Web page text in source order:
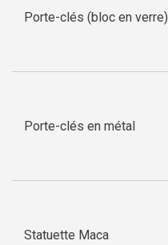
Porte-clés (bloc en verre)
Porte-clés en métal
Statuette Maca